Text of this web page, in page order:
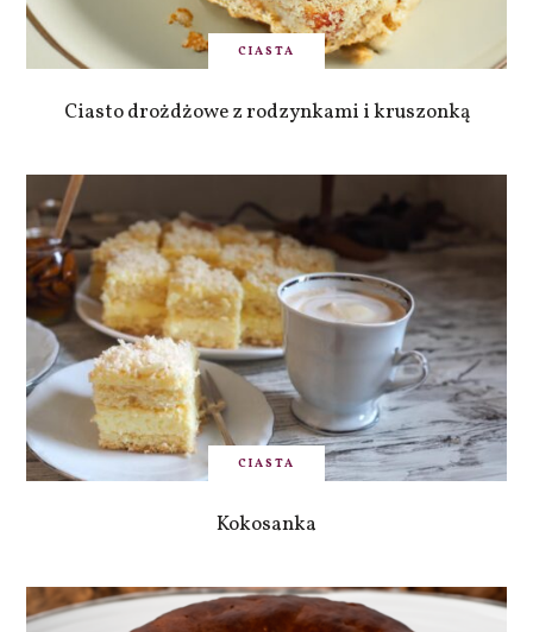
CIASTA
Ciasto drożdżowe z rodzynkami i kruszonką
CIASTA
Kokosanka